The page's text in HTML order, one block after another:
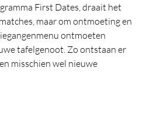
First Dates, draait het
maar om ontmoeting en
ontmoeten
tafelgenoot. Zo ontstaan er
misschien wel nieuwe